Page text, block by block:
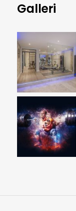
Galleri